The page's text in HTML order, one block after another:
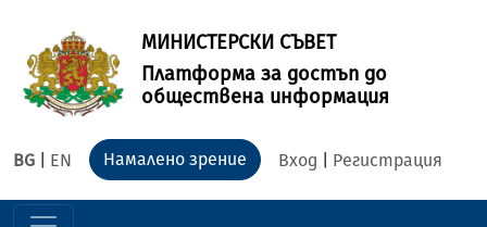
МИНИСТЕРСКИ СЪВЕТ
Платформа за достъп до
обществена информация
BG EN Вход Регистрация
Намалено зрение